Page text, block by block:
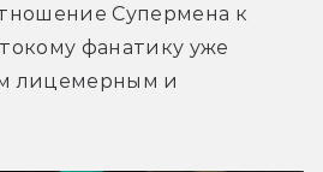
Супермена к
фанатику уже
лицемерным и